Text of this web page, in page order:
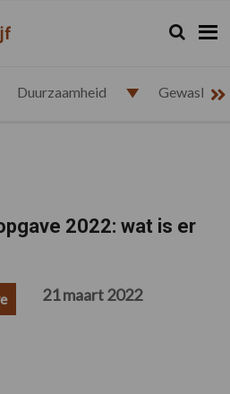
Zoeken...
Zoek
Duurzaamheid
2022: wat is er
21 maart 2022